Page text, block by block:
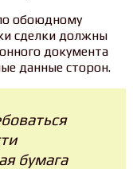
обоюдному
сделки должны
документа
данные сторон.
бумага